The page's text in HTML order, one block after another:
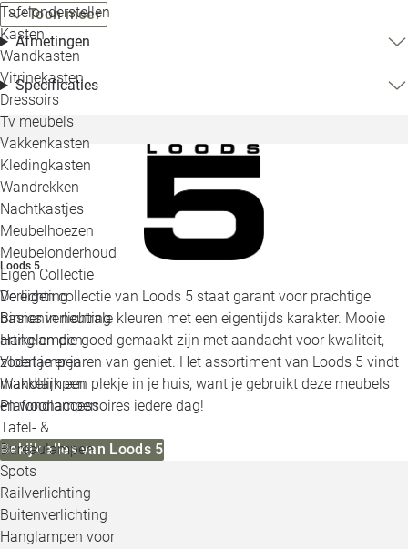
Tafelonderstellen
Kasten
Wandkasten
Vitrinekasten
Dressoirs
Tv meubels
Vakkenkasten
Kledingkasten
Wandrekken
Nachtkastjes
Meubelhoezen
Meubelonderhoud
Eigen Collectie
Verlichting
Binnenverlichting
Hanglampen
Vloerlampen
Wandlampen
Plafondlampen
Tafel- &
Bureaulampen
Spots
Railverlichting
Buitenverlichting
Hanglampen voor
Toon meer
Afmetingen
Specificaties
Loods 5
De eigen collectie van Loods 5 staat garant voor prachtige
basics in neutrale kleuren met een eigentijds karakter. Mooie
artikelen die goed gemaakt zijn met aandacht voor kwaliteit,
zodat je er jaren van geniet. Het assortiment van Loods 5 vindt
makkelijk een plekje in je huis, want je gebruikt deze meubels
en woonaccessoires iedere dag!
Bekijk alles van Loods 5